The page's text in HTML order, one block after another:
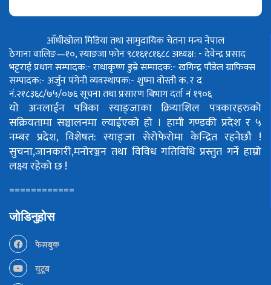
आँधीखोला मिडिया तथा सामुदायिक चेतना मन्च नेपाल
ठेगाना वालिङ—१०, स्याङजा फोन ९८१६१८१६८८अध्यक्ष: - देवेन्द्र प्रसाद
भट्टराईप्रधान सम्पादक:- राधाकृष्ण डुम्रेसम्पादक:- खगिन्द्र पौडेलग्राफिक्स
सम्पादक:- अर्जुन पंगेनीव्यवस्थापक:- शुष्मा वोस्तीक. र द
नं.२१८३६८/७५/०७६सूचना तथा प्रसारण बिभाग दर्ता नं १९०६
यो अनलाईन पत्रिका स्याङ्जाका क्रियाशिल पत्रकारहरुको
सक्रियतामा सञ्चालनमा ल्याईएको हो । हामी गण्डकी प्रदेश र ५
नम्बर प्रदेश, विशेषत: स्याङ्जा सेरोफेरोमा केन्द्रित रहनेछौ !
सुचना,जानकारी,मनोरञ्जन तथा विविध गतिविधि प्रस्तुत गर्ने हाम्रो
लक्ष्य रहेको छ !
============
जोडिनुहोस
फेसबुक
युटूब